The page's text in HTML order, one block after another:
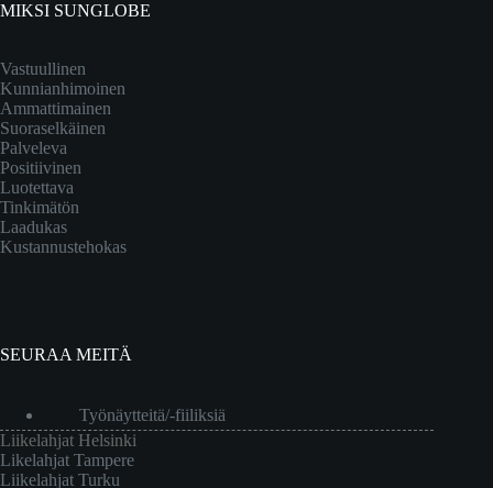
MIKSI SUNGLOBE
Vastuullinen
Kunnianhimoinen
Ammattimainen
Suoraselkäinen
Palveleva
Positiivinen
Luotettava
Tinkimätön
Laadukas
Kustannustehokas
SEURAA MEITÄ
Työnäytteitä/-fiiliksiä
Liikelahjat Helsinki
Likelahjat Tampere
Liikelahjat Turku